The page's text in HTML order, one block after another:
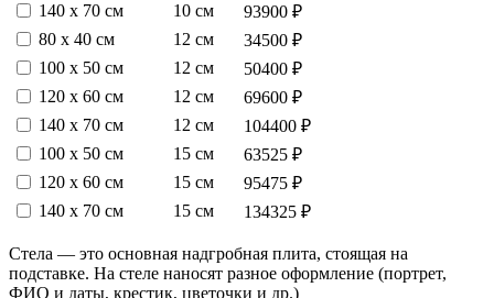
140 х 70 см
10 см
93900 ₽
80 х 40 см
12 см
34500 ₽
100 х 50 см
12 см
50400 ₽
120 х 60 см
12 см
69600 ₽
140 х 70 см
12 см
104400 ₽
100 х 50 см
15 см
63525 ₽
120 х 60 см
15 см
95475 ₽
140 х 70 см
15 см 134325 ₽
Стела — это основная надгробная плита, стоящая на
подставке. На стеле наносят разное оформление (портрет,
ФИО и даты, крестик, цветочки и др.)